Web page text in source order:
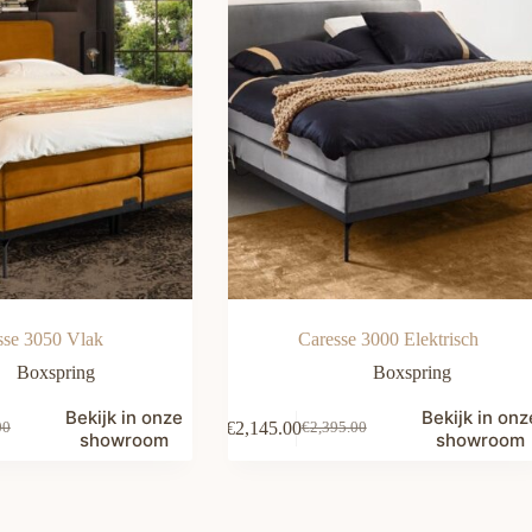
3050 Vlak
Boxspring
Bekijk in onze
showroom
Caresse 3000 Elektrisch
Boxspring
€2,395.00
Oorspronkelijke
€2,145.00Huidige
Bekijk in
showroom